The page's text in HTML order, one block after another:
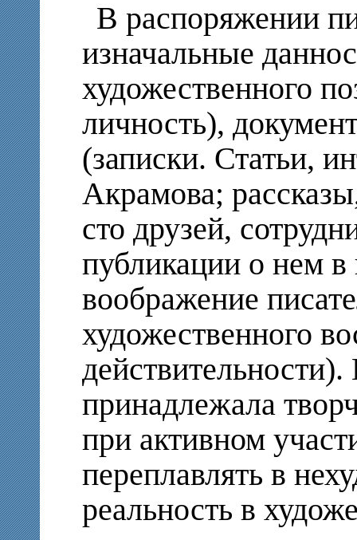
В распоряжении
изначальные
художественного
личность),
(записки. Статьи,
Акрамова;
сто друзей,
публикации о нем в
воображение
художественного
принадлежала
при активном
переплавлять в
реальность в